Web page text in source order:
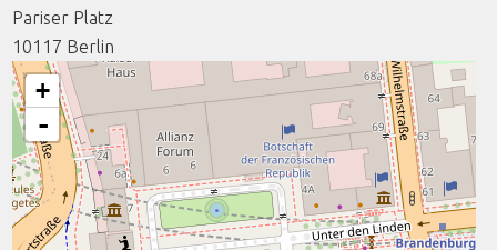
Pariser Platz
10117 Berlin
+
-